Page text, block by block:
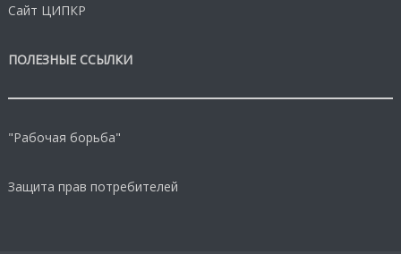
Сайт ЦИПКР
ПОЛЕЗНЫЕ ССЫЛКИ
"Рабочая борьба"
Защита прав потребителей